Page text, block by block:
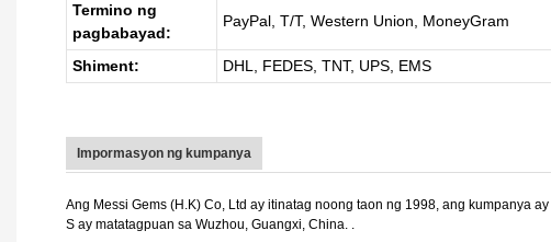
Termino ng
pagbabayad:
PayPal, T/T, Western Union, MoneyGram
Shiment: DHL, FEDES, TNT, UPS, EMS
Impormasyon ng kumpanya
Ang Messi Gems (H.K) Co, Ltd ay itinatag noong taon ng 1998, ang kumpanya
S ay matatagpuan sa Wuzhou, Guangxi, China. .